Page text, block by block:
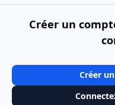
Créer un
Créer